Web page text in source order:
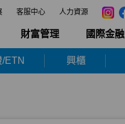
客服中心 人力資源
財富管理 國際金融
ETN 興櫃